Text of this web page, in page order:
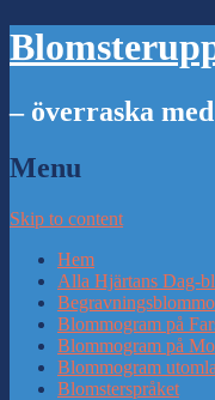
– överraska
Menu
Skip to content
Hem
Alla Hjärtans Dag-
Blommogram på
Blommogram på
Blommogram
Blomsterspråket